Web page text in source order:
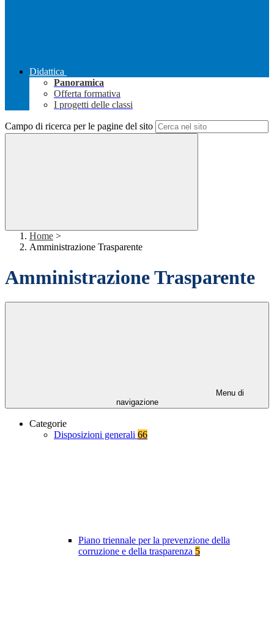
Didattica
Panoramica
Offerta formativa
I progetti delle classi
Campo di ricerca per le pagine del sito
Home >
Amministrazione Trasparente
Amministrazione Trasparente
Menu di
navigazione
Categorie
Disposizioni generali 66
Piano triennale per la prevenzione della
corruzione e della trasparenza 5